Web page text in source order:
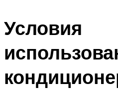
Условия